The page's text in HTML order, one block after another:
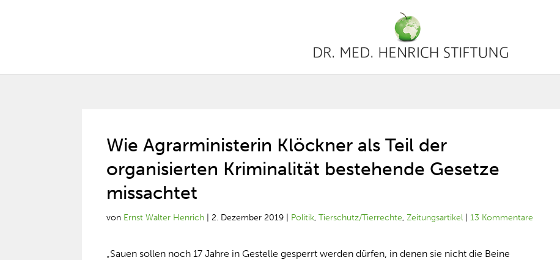
Wie Agrarministerin Klöckner als Teil der
organisierten Kriminalität bestehende Gesetze
missachtet
von Ernst Walter Henrich |2. Dezember 2019 Politik,Tierschutz/Tierrechte,Zeitungsartikel |13 Kommentare
„Sauen sollen noch 17 Jahre in Gestelle gesperrt werden dürfen, in denen sie nicht die Beine